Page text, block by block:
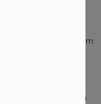
с вариации,
на сезона. Ако
извън
отговорност
бонус може да
вашата кола за
25г. и 65г.
до -118лв. за